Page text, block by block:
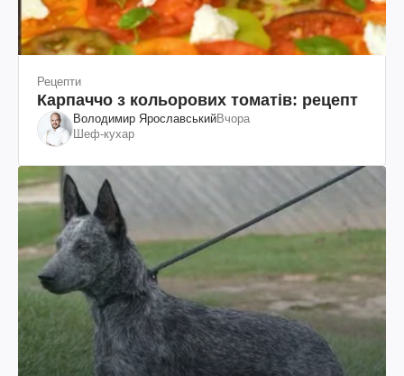
Рецепти
Карпаччо з кольорових томатів: рецепт
Володимир ЯрославськийВчора
Шеф-кухар